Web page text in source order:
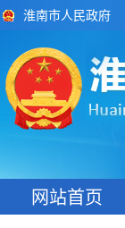
淮南市人民政府
网站首页